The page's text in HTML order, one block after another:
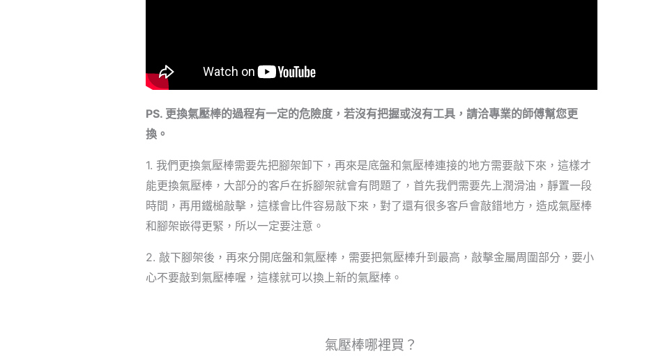
PS. 更換氣壓棒的過程有一定的危險度，若沒有把握或沒有工具，請洽專業的師傅幫您更
換。
1. 我們更換氣壓棒需要先把腳架卸下，再來是底盤和氣壓棒連接的地方需要敲下來，這樣才
能更換氣壓棒，大部分的客戶在拆腳架就會有問題了，首先我們需要先上潤滑油，靜置一段
時間，再用鐵槌敲擊，這樣會比件容易敲下來，對了還有很多客戶會敲錯地方，造成氣壓棒
和腳架嵌得更緊，所以一定要注意。
2. 敲下腳架後，再來分開底盤和氣壓棒，需要把氣壓棒升到最高，敲擊金屬周圍部分，要小
心不要敲到氣壓棒喔，這樣就可以換上新的氣壓棒。
氣壓棒哪裡買？